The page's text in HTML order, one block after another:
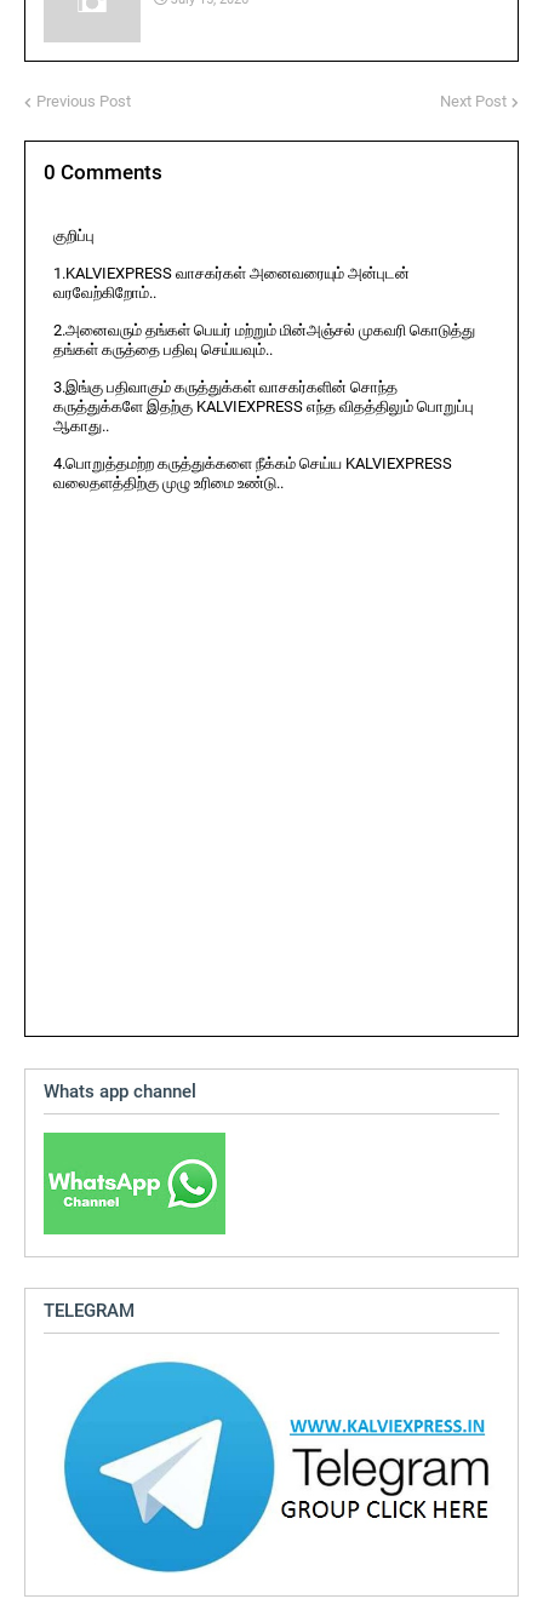
Previous Post Next Post
0 Comments
குறிப்பு
1.KALVIEXPRESS வாசகர்கள் அனைவரையும் அன்புடன்
வரவேற்கிறோம்..
2.அனைவரும் தங்கள் பெயர் மற்றும் மின்அஞ்சல் முகவரி கொடுத்து
தங்கள் கருத்தை பதிவு செய்யவும்..
3.இங்கு பதிவாகும் கருத்துக்கள் வாசகர்களின் சொந்த
கருத்துக்களே இதற்கு KALVIEXPRESS எந்த விதத்திலும் பொறுப்பு
ஆகாது..
4.பொறுத்தமற்ற கருத்துக்களை நீக்கம் செய்ய KALVIEXPRESS
வலைதளத்திற்கு முழு உரிமை உண்டு..
Whats app channel
TELEGRAM